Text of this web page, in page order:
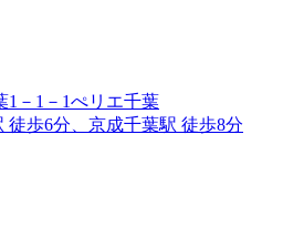
1－1－1ぺリエ千葉
徒歩6分、京成千葉駅 徒歩8分